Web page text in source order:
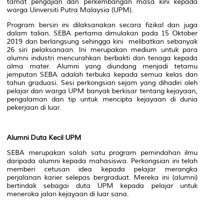
tamat pengajian dan perkembangan masa kini kepada
warga Uinversiti Putra Malaysia (UPM).
Program bersiri ini dilaksanakan secara fizikal dan juga
dalam talian. SEBA pertama dimulakan pada 15 Oktober
2019 dan berlangsung sehingga kini melibatkan sebanyak
26 siri pelaksanaan. Ini merupakan medium untuk para
alumni industri mencurahkan berbakti dan tenaga kepada
alma mater. Alumni yang diundang menjadi tetamu
jemputan SEBA adalah terbuka kepada semua kelas dan
tahun graduasi. Sesi perkongsian sejam yang dihadiri oleh
pelajar dan warga UPM banyak berkisar tentang kejayaan,
pengalaman dan tip untuk mencipta kejayaan di dunia
pekerjaan di luar.
Alumni Duta Kecil UPM
SEBA merupakan salah satu program pemindahan ilmu
daripada alumni kepada mahasiswa. Perkongsian ini telah
memberi cetusan idea kepada pelajar merangka
perjalanan karier selepas bergraduat. Mereka ini (alumni)
bertindak sebagai duta UPM kepada pelajar untuk
meneroka jalan kejayaan di luar sana.